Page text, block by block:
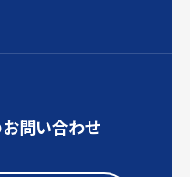
問い合わせ